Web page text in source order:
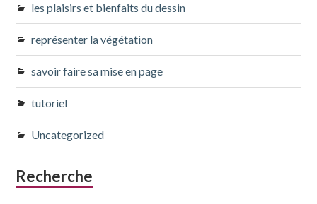
les plaisirs et bienfaits du dessin
représenter la végétation
savoir faire sa mise en page
tutoriel
Uncategorized
Recherche